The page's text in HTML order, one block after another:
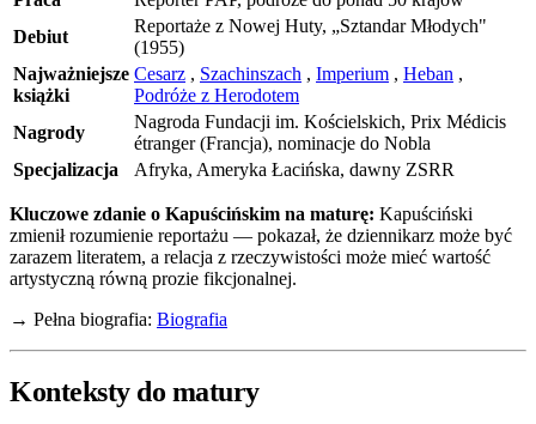
Debiut
Reportaże z Nowej Huty, „Sztandar Młodych"
(1955)
Najważniejsze
książki
Cesarz , Szachinszach , Imperium , Heban ,
Podróże z Herodotem
Nagrody
Nagroda Fundacji im. Kościelskich, Prix Médicis
étranger (Francja), nominacje do Nobla
Specjalizacja
Afryka, Ameryka Łacińska, dawny ZSRR
Kluczowe zdanie o Kapuścińskim na maturę: Kapuściński
zmienił rozumienie reportażu — pokazał, że dziennikarz może być
zarazem literatem, a relacja z rzeczywistości może mieć wartość
artystyczną równą prozie fikcjonalnej.
→ Pełna biografia: Biografia
Konteksty do matury